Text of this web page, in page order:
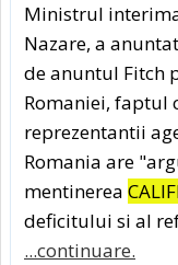
Ministrul
Nazare, a
de anuntul Fitch
Romaniei, faptul
reprezentantii
Romania are
mentinerea
deficitului si al
...continuare.